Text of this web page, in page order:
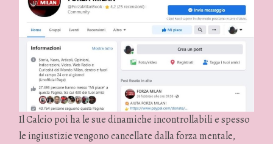
Il Calcio poi ha le sue dinamiche incontrollabili e spesso
le ingiustizie vengono cancellate dalla forza mentale,